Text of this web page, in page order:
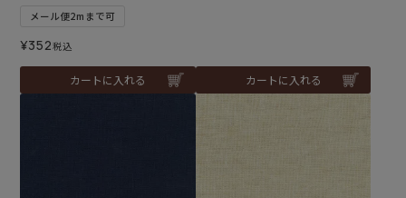
メール便2mまで可
¥352税込
カートに入れる カートに入れる